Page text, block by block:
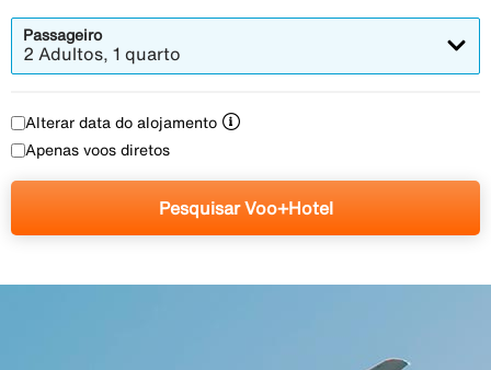
Passageiro
2 Adultos, 1 quarto
Alterar data do alojamento
Apenas voos diretos
Pesquisar Voo+Hotel